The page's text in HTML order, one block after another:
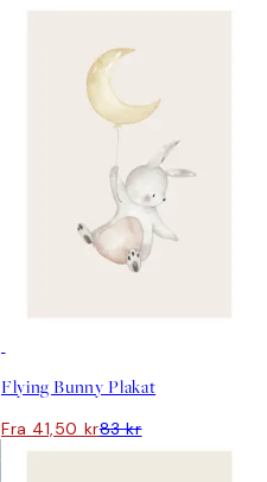
Flying Bunny Plakat
Fra 41,50 kr83 kr